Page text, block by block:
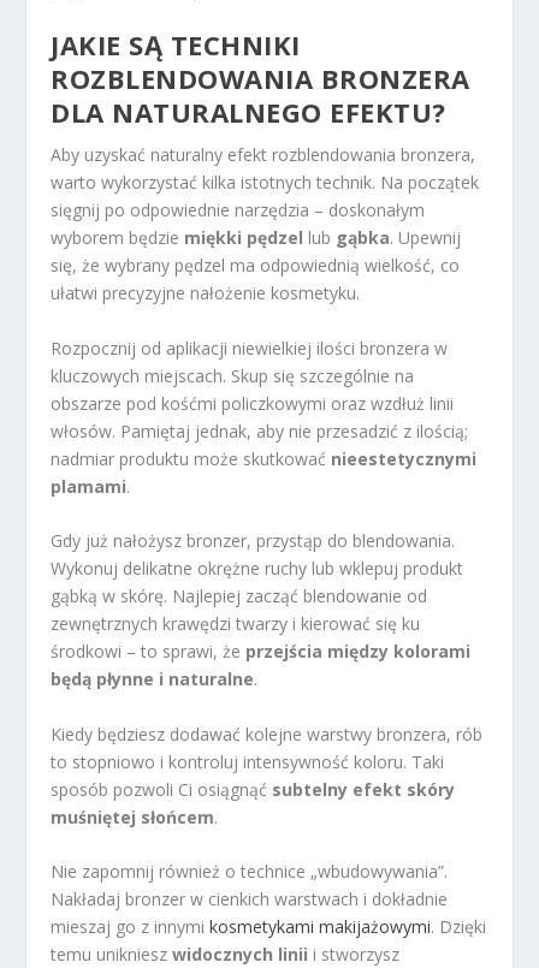
JAKIE SĄ TECHNIKI
ROZBLENDOWANIA BRONZERA
DLA NATURALNEGO EFEKTU?
Aby uzyskać naturalny efekt rozblendowania bronzera,
warto wykorzystać kilka istotnych technik. Na początek
sięgnij po odpowiednie narzędzia – doskonałym
wyborem będzie miękki pędzel lub gąbka. Upewnij
się, że wybrany pędzel ma odpowiednią wielkość, co
ułatwi precyzyjne nałożenie kosmetyku.
Rozpocznij od aplikacji niewielkiej ilości bronzera w
kluczowych miejscach. Skup się szczególnie na
obszarze pod kośćmi policzkowymi oraz wzdłuż linii
włosów. Pamiętaj jednak, aby nie przesadzić z ilością;
nadmiar produktu może skutkować nieestetycznymi
plamami.
Gdy już nałożysz bronzer, przystąp do blendowania.
Wykonuj delikatne okrężne ruchy lub wklepuj produkt
gąbką w skórę. Najlepiej zacząć blendowanie od
zewnętrznych krawędzi twarzy i kierować się ku
środkowi – to sprawi, że przejścia między kolorami
będą płynne i naturalne.
Kiedy będziesz dodawać kolejne warstwy bronzera, rób
to stopniowo i kontroluj intensywność koloru. Taki
sposób pozwoli Ci osiągnąć subtelny efekt skóry
muśniętej słońcem.
Nie zapomnij również o technice „wbudowywania”.
Nakładaj bronzer w cienkich warstwach i dokładnie
mieszaj go z innymikosmetykami makijażowymi. Dzięki
temu uniknieszwidocznych linii i stworzysz